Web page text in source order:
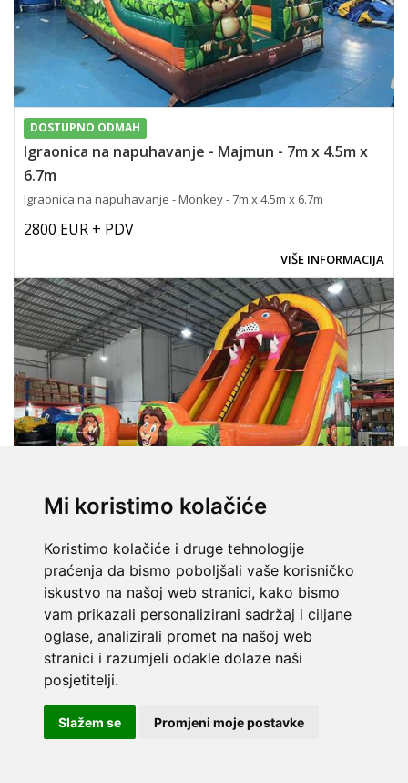
Mi koristimo kolačiće
Koristimo kolačiće i druge tehnologije
praćenja da bismo poboljšali vaše korisničko
iskustvo na našoj web stranici, kako bismo
vam prikazali personalizirani sadržaj i ciljane
oglase, analizirali promet na našoj web
stranici i razumjeli odakle dolaze naši
posjetitelji.
Slažem se Promjeni moje postavke
DOSTUPNO ODMAH
Igraonica na napuhavanje - Majmun - 7m x 4.5m x
6.7m
Igraonica na napuhavanje - Monkey - 7m x 4.5m x 6.7m
2800 EUR + PDV
VIŠE INFORMACIJA
DOSTUPNO ODMAH
Igraonica na napuhavanje - Lav
Tobogan na napuhavanje - Lion - 8m x 4.5m x 6m
2800 EUR + PDV